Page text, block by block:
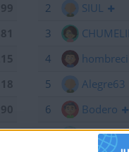
2
SIUL
3
4
5
Alegre63
6
Bodero
7
maherlo